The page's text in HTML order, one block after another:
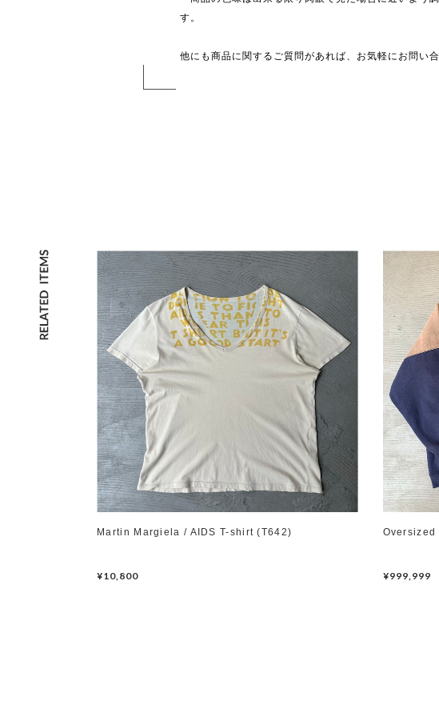
す。
他にも商品に関するご質問があれば、お気軽にお問い
Martin Margiela / AIDS T-shirt (T642)
¥10,800 ¥999,999